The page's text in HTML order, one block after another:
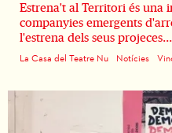
Estrena't al Territori és una
companyies emergents
l'estrena dels seus projeces...
La Casa del Teatre Nu Notícies